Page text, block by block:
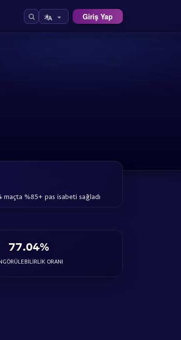
Giriş Yap
maçta %85+ pas isabeti sağladı
77.04%
ORANI